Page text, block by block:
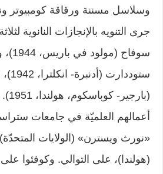
وسلاسل مسننة ورقاقة كومبيوتر
جرى التنويه بالإنجازات النانوية
سوفاج
أعمالهم العلميّة في جامعات
«نورث ويسترن» (الولايات
(هولندا)، على التوالي. وكوفئوا